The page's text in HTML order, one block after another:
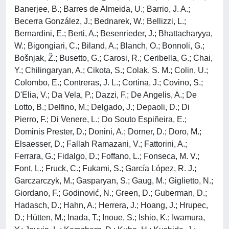
Banerjee, B.; Barres de Almeida, U.; Barrio, J. A.;
Becerra González, J.; Bednarek, W.; Bellizzi, L.;
Bernardini, E.; Berti, A.; Besenrieder, J.; Bhattacharyya,
W.; Bigongiari, C.; Biland, A.; Blanch, O.; Bonnoli, G.;
Bošnjak, Ž.; Busetto, G.; Carosi, R.; Ceribella, G.; Chai,
Y.; Chilingaryan, A.; Cikota, S.; Colak, S. M.; Colin, U.;
Colombo, E.; Contreras, J. L.; Cortina, J.; Covino, S.;
D'Elia, V.; Da Vela, P.; Dazzi, F.; De Angelis, A.; De
Lotto, B.; Delfino, M.; Delgado, J.; Depaoli, D.; Di
Pierro, F.; Di Venere, L.; Do Souto Espiñeira, E.;
Dominis Prester, D.; Donini, A.; Dorner, D.; Doro, M.;
Elsaesser, D.; Fallah Ramazani, V.; Fattorini, A.;
Ferrara, G.; Fidalgo, D.; Foffano, L.; Fonseca, M. V.;
Font, L.; Fruck, C.; Fukami, S.; García López, R. J.;
Garczarczyk, M.; Gasparyan, S.; Gaug, M.; Giglietto, N.;
Giordano, F.; Godinović, N.; Green, D.; Guberman, D.;
Hadasch, D.; Hahn, A.; Herrera, J.; Hoang, J.; Hrupec,
D.; Hütten, M.; Inada, T.; Inoue, S.; Ishio, K.; Iwamura,